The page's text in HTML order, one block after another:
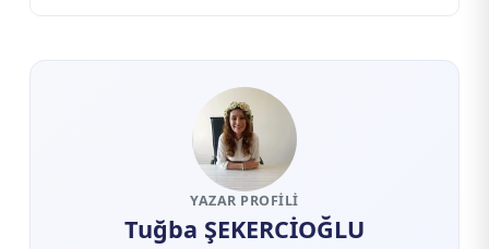
YAZAR PROFILI
Tuğba ŞEKERCİOĞLU